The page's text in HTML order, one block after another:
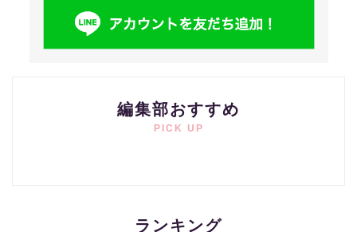
編集部おすすめ
PICK UP
ランキング